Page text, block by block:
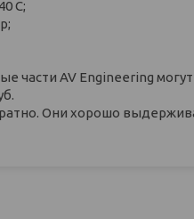
С;
части AV Engineering
Они хорошо